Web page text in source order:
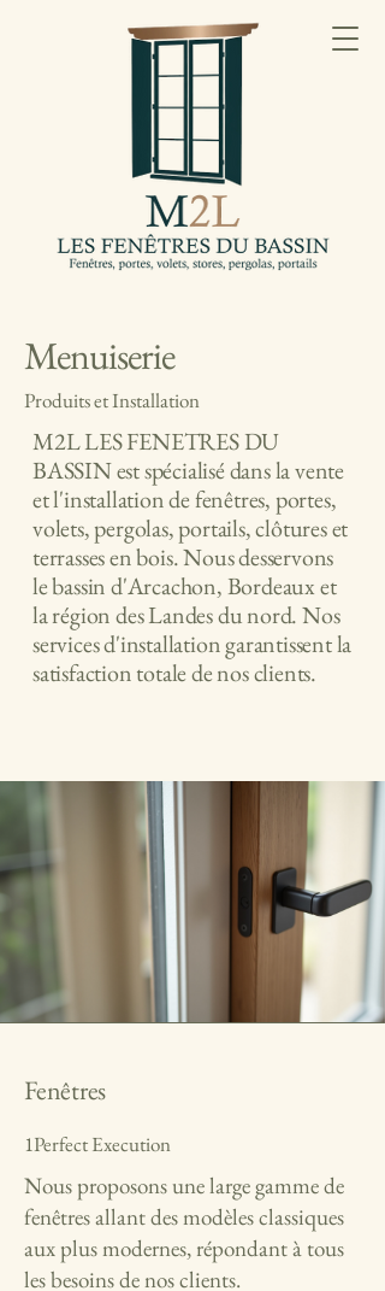
Menuiserie
Produits et Installation
M2L LES FENETRES DU
BASSIN est spécialisé dans la vente
et l'installation de fenêtres, portes,
volets, pergolas, portails, clôtures et
terrasses en bois. Nous desservons
le bassin d'Arcachon, Bordeaux et
la région des Landes du nord. Nos
services d'installation garantissent la
satisfaction totale de nos clients.
Fenêtres
1Perfect Execution
Nous proposons une large gamme de
fenêtres allant des modèles classiques
aux plus modernes, répondant à tous
les besoins de nos clients.